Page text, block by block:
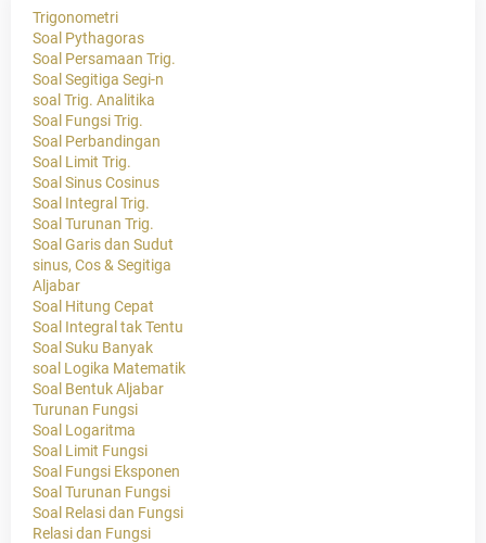
Trigonometri
Soal Pythagoras
Soal Persamaan Trig.
Soal Segitiga Segi-n
soal Trig. Analitika
Soal Fungsi Trig.
Soal Perbandingan
Soal Limit Trig.
Soal Sinus Cosinus
Soal Integral Trig.
Soal Turunan Trig.
Soal Garis dan Sudut
sinus, Cos & Segitiga
Aljabar
Soal Hitung Cepat
Soal Integral tak Tentu
Soal Suku Banyak
soal Logika Matematik
Soal Bentuk Aljabar
Turunan Fungsi
Soal Logaritma
Soal Limit Fungsi
Soal Fungsi Eksponen
Soal Turunan Fungsi
Soal Relasi dan Fungsi
Relasi dan Fungsi